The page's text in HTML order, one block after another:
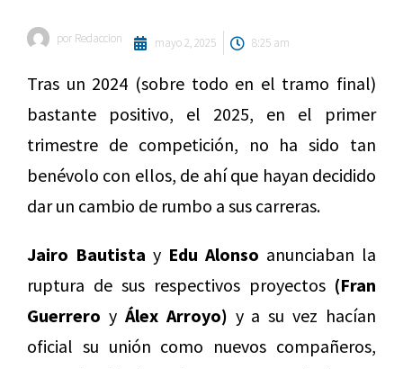
por Redaccion mayo 2, 2025 8:25 am
Tras un 2024 (sobre todo en el tramo final)
bastante positivo, el 2025, en el primer
trimestre de competición, no ha sido tan
benévolo con ellos, de ahí que hayan decidido
dar un cambio de rumbo a sus carreras.
Jairo Bautista y Edu Alonso anunciaban la
ruptura de sus respectivos proyectos (Fran
Guerrero y Álex Arroyo) y a su vez hacían
oficial su unión como nuevos compañeros,